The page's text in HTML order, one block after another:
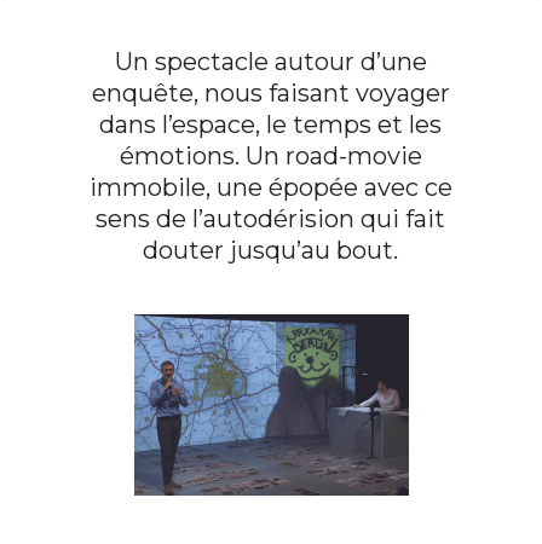
Un spectacle autour d’une
enquête, nous faisant voyager
dans l’espace, le temps et les
émotions. Un road-movie
immobile, une épopée avec ce
sens de l’autodérision qui fait
douter jusqu’au bout.